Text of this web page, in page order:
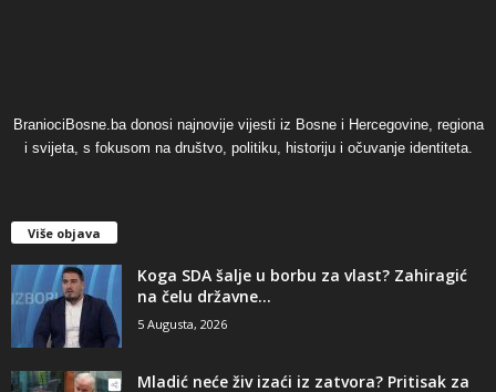
BraniociBosne.ba donosi najnovije vijesti iz Bosne i Hercegovine, regiona
i svijeta, s fokusom na društvo, politiku, historiju i očuvanje identiteta.
Više objava
​Koga SDA šalje u borbu za vlast? Zahiragić
na čelu državne...
5 Augusta, 2026
​Mladić neće živ izaći iz zatvora? Pritisak za